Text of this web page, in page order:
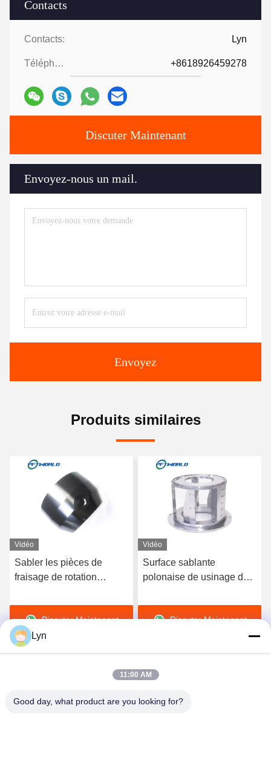
Contacts
Contacts: Lyn
Téléphone :: +8618926459278
Discuter Maintenant
Envoyez-nous un mail.
Envoyez
Produits similaires
Vidéo
Surface sablante
polonaise de usinage de
mécanique de commande
numérique par ordinateur
Discuter Maintenant
Vidéo
Accessoires industriels
faits sur commande de
rotation de commande
numérique par ordinateur
Discuter Maintenant
Shenzhen Perfect Precision Product Co., Ltd.
Lyn
11:00 AM
Good day, what product are you looking for?